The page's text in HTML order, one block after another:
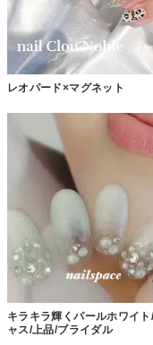
レオパード×マグネット
キラキラ輝くパールホワイ
ャス/上品/ブライダル